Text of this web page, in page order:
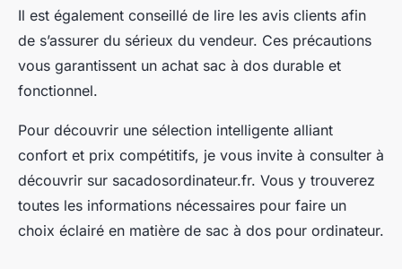
Il est également conseillé de lire les avis clients afin
de s’assurer du sérieux du vendeur. Ces précautions
vous garantissent un achat sac à dos durable et
fonctionnel.
Pour découvrir une sélection intelligente alliant
confort et prix compétitifs, je vous invite à consulter à
découvrir sur sacadosordinateur.fr. Vous y trouverez
toutes les informations nécessaires pour faire un
choix éclairé en matière de sac à dos pour ordinateur.